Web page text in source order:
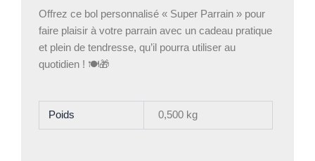
Offrez ce bol personnalisé « Super Parrain » pour
faire plaisir à votre parrain avec un cadeau pratique
et plein de tendresse, qu’il pourra utiliser au
quotidien ! 🍽️🎁
Poids 0,500 kg